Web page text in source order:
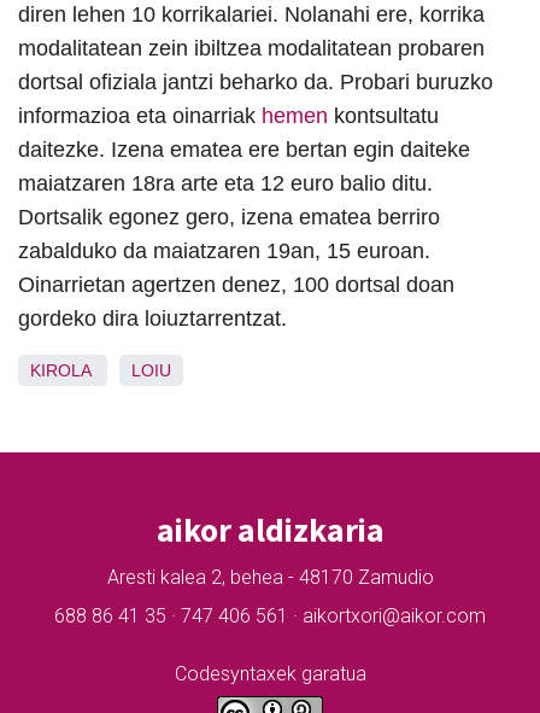
diren lehen 10 korrikalariei. Nolanahi ere, korrika
modalitatean zein ibiltzea modalitatean probaren
dortsal ofiziala jantzi beharko da. Probari buruzko
informazioa eta oinarriak hemen kontsultatu
daitezke. Izena ematea ere bertan egin daiteke
maiatzaren 18ra arte eta 12 euro balio ditu.
Dortsalik egonez gero, izena ematea berriro
zabalduko da maiatzaren 19an, 15 euroan.
Oinarrietan agertzen denez, 100 dortsal doan
gordeko dira loiuztarrentzat.
KIROLA LOIU
aikor aldizkaria
Aresti kalea 2, behea - 48170 Zamudio
688 86 41 35 · 747 406 561 · aikortxori@aikor.com
Codesyntaxek garatua